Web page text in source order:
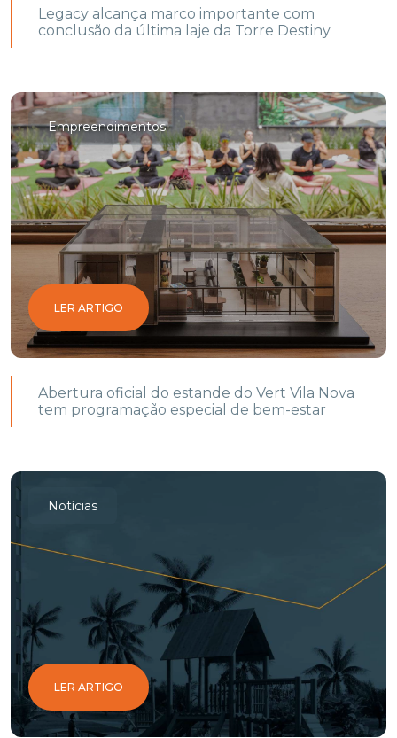
Legacy alcança marco importante com
conclusão da última laje da Torre Destiny
Empreendimentos
LER ARTIGO
Abertura oficial do estande do Vert Vila Nova
tem programação especial de bem-estar
Notícias
LER ARTIGO